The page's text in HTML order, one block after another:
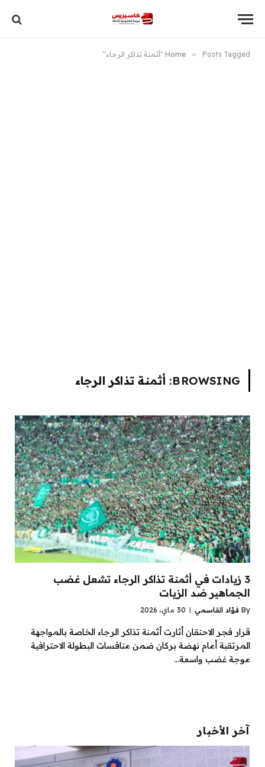
Home » Posts Tagged "أثمنة تذاكر الرجاء"
BROWSING: أثمنة تذاكر الرجاء
3 زيادات في أثمنة تذاكر الرجاء تشعل غضب
الجماهير ضد الزيات
By فؤاد القاسمي 30 ماي، 2026
قرار فجر الاحتقان أثارت أثمنة تذاكر الرجاء الخاصة بالمواجهة
المرتقبة أمام نهضة بركان ضمن منافسات البطولة الاحترافية
موجة غضب واسعة…
آخر الأخبار